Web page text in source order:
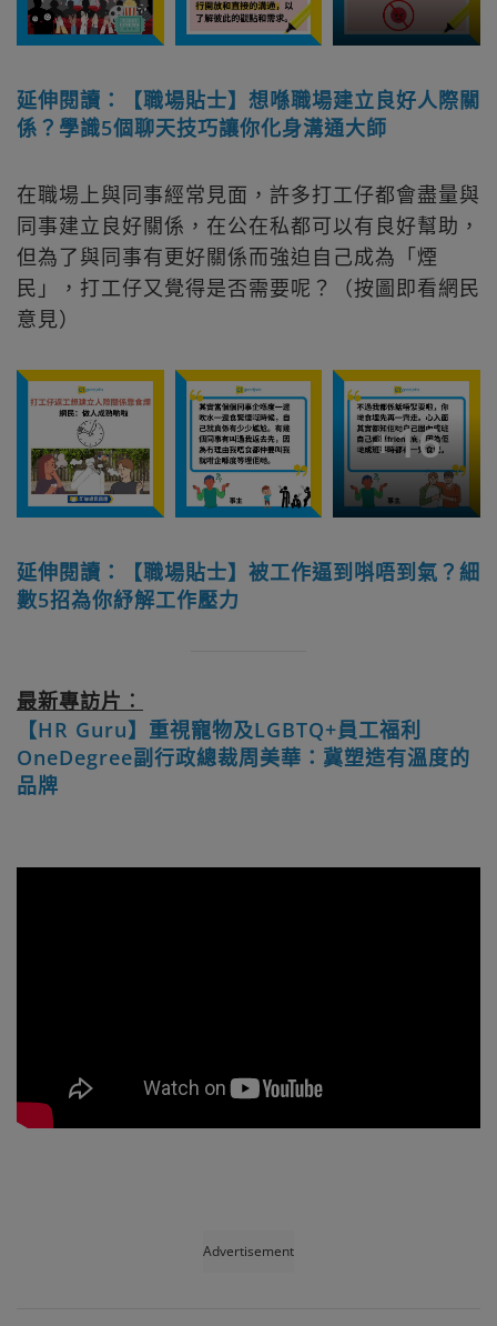
延伸閱讀：【職場貼士】想喺職場建立良好人際關
係？學識5個聊天技巧讓你化身溝通大師
在職場上與同事經常見面，許多打工仔都會盡量與
同事建立良好關係，在公在私都可以有良好幫助，
但為了與同事有更好關係而強迫自己成為「煙
民」，打工仔又覺得是否需要呢？（按圖即看網民
意見）
+16
延伸閱讀：【職場貼士】被工作逼到唞唔到氣？細
數5招為你紓解工作壓力
最新專訪片︰
【HR Guru】重視寵物及LGBTQ+員工福利
OneDegree副行政總裁周美華：冀塑造有溫度的
品牌
Advertisement